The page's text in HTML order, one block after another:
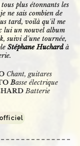
plus étonnants les
ne sais combien de
tard, voilà qu'il me
lui un nouvel album
suivi d'une tournée,
Stéphane Huchardà
Chant, guitares
Basse électrique
Batterie